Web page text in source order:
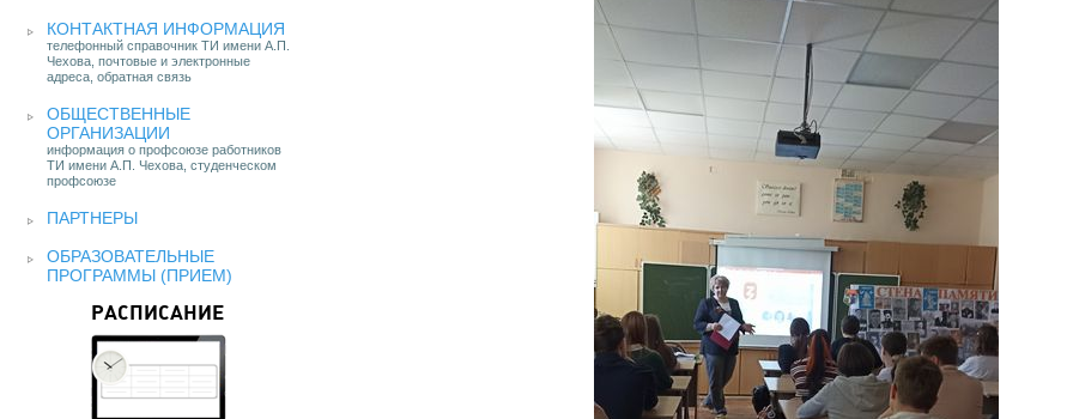
КОНТАКТНАЯ ИНФОРМАЦИЯ
телефонный справочник ТИ имени А.П.
Чехова, почтовые и электронные
адреса, обратная связь
ОБЩЕСТВЕННЫЕ
ОРГАНИЗАЦИИ
информация о профсоюзе работников
ТИ имени А.П. Чехова, студенческом
профсоюзе
ПАРТНЕРЫ
ОБРАЗОВАТЕЛЬНЫЕ
ПРОГРАММЫ (ПРИЕМ)
РАСПИСАНИЕ